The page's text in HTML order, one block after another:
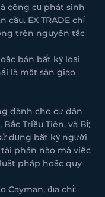
công cụ phát sinh
EX TRADE chỉ
trên nguyên tắc
bán bất kỳ loại
là một sàn giao
dành cho cư dân
Triều Tiên, và Bỉ;
dụng bất kỳ người
phán nào mà việc
pháp hoặc quy
Cayman, địa chỉ: